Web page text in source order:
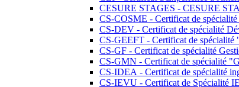
CESURE STAGES - CESURE
CS-COSME - Certificat de
CS-DEV - Certificat de spécialité
CS-GEEFT - Certificat de spécialité
CS-GF - Certificat de spécialité
CS-GMN - Certificat de spécialité
CS-IDEA - Certificat de spécialité
CS-IEVU - Certificat de Spécialité